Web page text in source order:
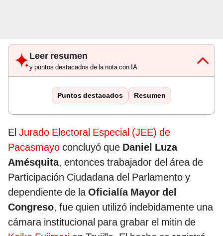
Leer resumen
y puntos destacados de la nota con IA
Puntos destacados Resumen
El Jurado Electoral Especial (JEE) de
Pacasmayo concluyó que Daniel Luza
Amésquita, entonces trabajador del área de
Participación Ciudadana del Parlamento y
dependiente de laOficialía Mayor del
Congreso, fue quien utilizó indebidamente una
cámara institucional para grabar el mitin de